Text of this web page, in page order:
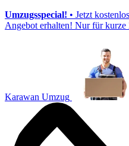
Umzugsspecial! • Jetzt
Angebot erhalten! Nur für kurze
Karawan Umzug